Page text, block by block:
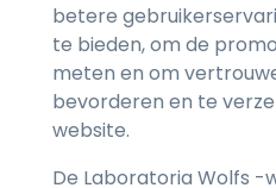
betere
te bieden, om de
meten en om
bevorderen en te
website.
De Laboratoria Wolfs -